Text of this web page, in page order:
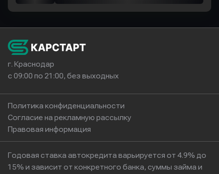
г. Краснодар
с 09:00 по 21:00, без выходных
Политика конфиденциальности
Согласие на рекламную рассылку
Правовая информация
Годовая ставка автокредита варьируется от 4.9% до
15% и зависит от конкретного банка, суммы займа и